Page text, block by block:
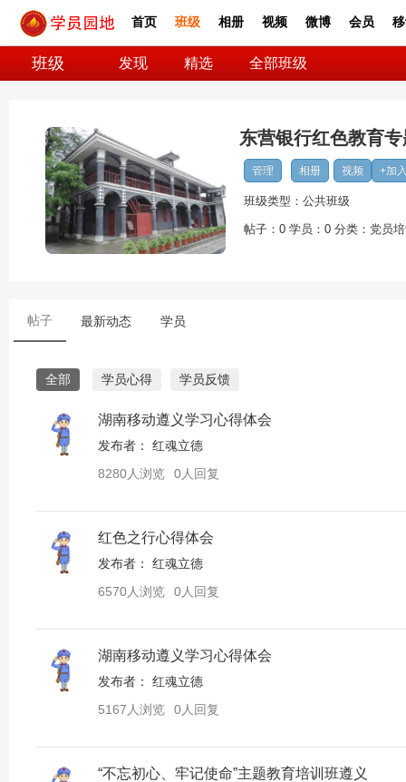
班级 发现 精选 全部班级
首页 班级 相册 视频 微博 会员
东营银行红色教育
管理 相册 视频 +加
班级类型：公共班级
帖子： 0 学员： 0 分类： 党员
帖子 最新动态 学员
全部 学员心得 学员反馈
湖南移动遵义学习心得体会
发布者：红魂立德
8280人浏览
0人回复
红色之行心得体会
发布者：红魂立德
6570人浏览
0人回复
湖南移动遵义学习心得体会
发布者：红魂立德
5167人浏览
0人回复
“不忘初心、牢记使命”主题教育培训班遵义